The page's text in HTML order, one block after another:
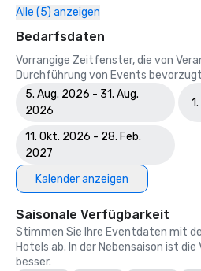
Alle (5) anzeigen
Bedarfsdaten
Vorrangige Zeitfenster, die von
Durchführung von Events
5. Aug. 2026 - 31. Aug.
2026
11. Okt. 2026 - 28. Feb.
2027
Kalender anzeigen
Saisonale Verfügbarkeit
Stimmen Sie Ihre Eventdaten mit
Hotels ab. In der Nebensaison ist
besser.